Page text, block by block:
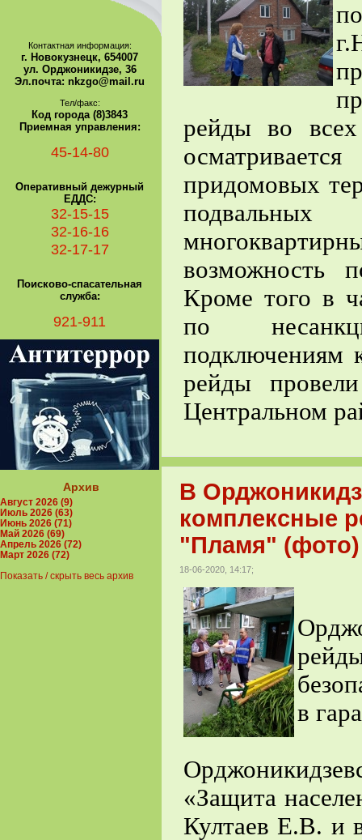
рейды во
придомовых
возможность
Кроме того в
по
подключениям
рейды
Центральном
В
комплексные
"Пламя" (фото)
18-06-2020, 14:17;
в
«Защита
Култаев Е.В. и
Контактная информация:
г. Новокузнецк, 654007
ул. Орджоникидзе, 36
Эл.почта: nkzgo@mail.ru
Тел/факс:
Код города (8)3843
Приемная управления:
45-14-80
Оперативный дежурный
ЕДДС:
32-15-15
32-16-16
32-17-17
Поисково-спасательная
служба:
921-911
Архив
Август 2026 (9)
Июль 2026 (63)
Июнь 2026 (71)
Май 2026 (69)
Апрель 2026 (72)
Март 2026 (72)
Показать / скрыть весь архив